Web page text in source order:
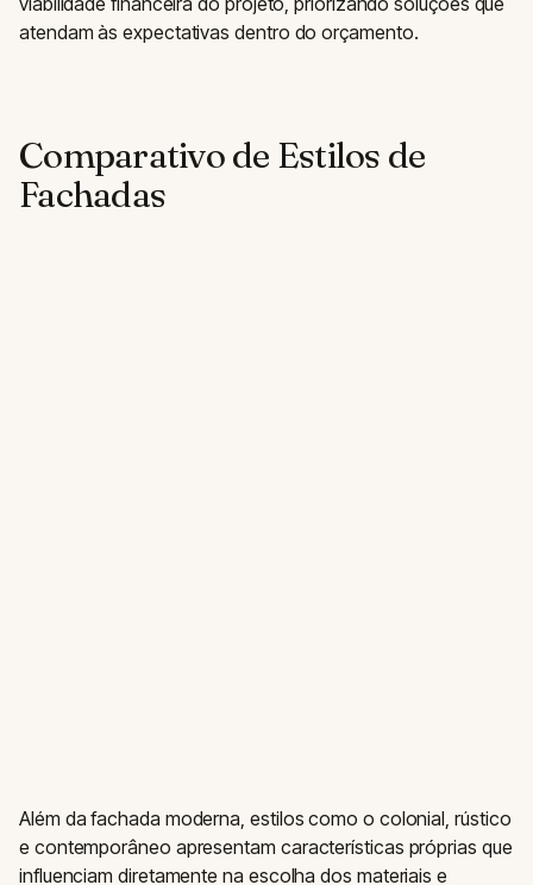
atendam às expectativas dentro do orçamento.
Comparativo de Estilos de
Fachadas
Além da fachada moderna, estilos como o colonial, rústico
e contemporâneo apresentam características próprias que
influenciam diretamente na escolha dos materiais e